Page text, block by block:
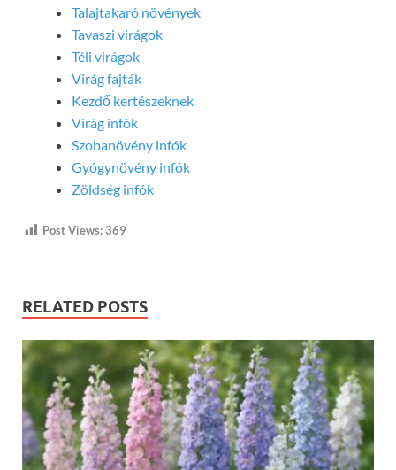
Talajtakaró növények
Tavaszi virágok
Téli virágok
Virág fajták
Kezdő kertészeknek
Virág infók
Szobanövény infók
Gyógynövény infók
Zöldség infók
Post Views:369
RELATED POSTS